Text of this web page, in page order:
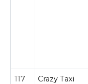
117 Crazy Taxi